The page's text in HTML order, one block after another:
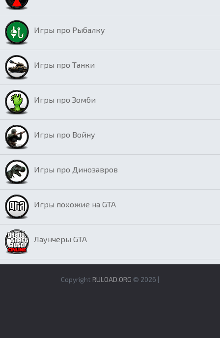
Игры про Рыбалку
Игры про Танки
Игры про Зомби
Игры про Войну
Игры про Динозавров
Игры похожие на GTA
Лаунчеры GTA
Copyright RULOAD.ORG © 2026 |